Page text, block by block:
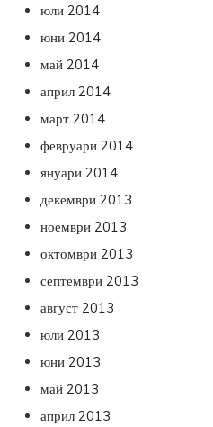
юли 2014
юни 2014
май 2014
април 2014
март 2014
февруари 2014
януари 2014
декември 2013
ноември 2013
октомври 2013
септември 2013
август 2013
юли 2013
юни 2013
май 2013
април 2013